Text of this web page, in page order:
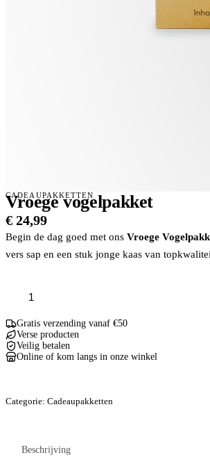
CADEAUPAKKETTEN
Vroege vogelpakket
€ 24,99
Begin de dag goed met ons Vroege
vers sap en een stuk jonge kaas van
vogelpakket
Gratis verzending vanaf €50
Verse producten
Veilig betalen
Online of kom langs in onze winkel
Categorie: Cadeaupakketten
Beschrijving